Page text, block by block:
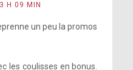
H 09 MIN
un peu la promos
les coulisses en bonus.